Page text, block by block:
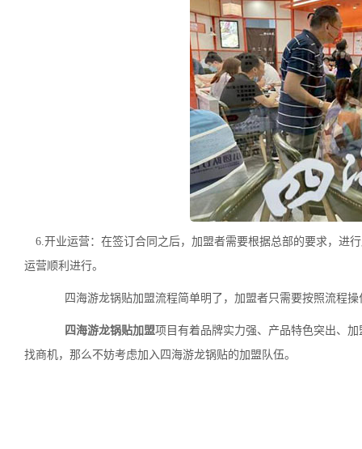
6.开业运营：在签订合同之后，加盟者需要根据总部的要求，进
运营顺利进行。
四海游龙锅贴加盟流程简单明了，加盟者只需要按照流程操
四海游龙锅贴加盟项目有着品牌实力强、产品特色突出、
找商机，那么不妨考虑加入四海游龙锅贴的加盟队伍。